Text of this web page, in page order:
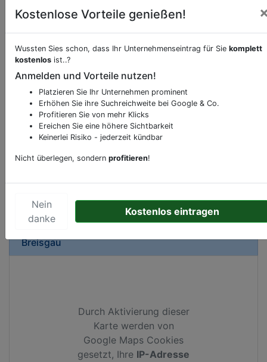
Beschreibung & Services von
Sie möchten eine Beschreibung, Dienstleistung
oder andere relevante Informationen hinzufügen?
Klicken Sie bittehierum uns zu kontaktieren.
Gerne erweitern wir Ihren Firmeneintrag um
Sonderangebote odere besondere Services, die
Ihr Unternehmen anbietet und womit Sie sich von
Breisgau
Durch Aktivierung dieser
Karte werden von
Google Maps Cookies
gesetzt, Ihre IP-Adresse
Kostenlose Vorteile genießen!
Wussten Sies schon, dass Ihr Unternehmenseintrag für Sie komplett
kostenlos ist..?
Anmelden und Vorteile nutzen!
Platzieren Sie Ihr Unternehmen prominent
Erhöhen Sie ihre Suchreichweite bei Google & Co.
Profitieren Sie von mehr Klicks
Ereichen Sie eine höhere Sichtbarkeit
Keinerlei Risiko - jederzeit kündbar
Nicht überlegen, sondern profitieren!
Nein
danke
Kostenlos eintragen